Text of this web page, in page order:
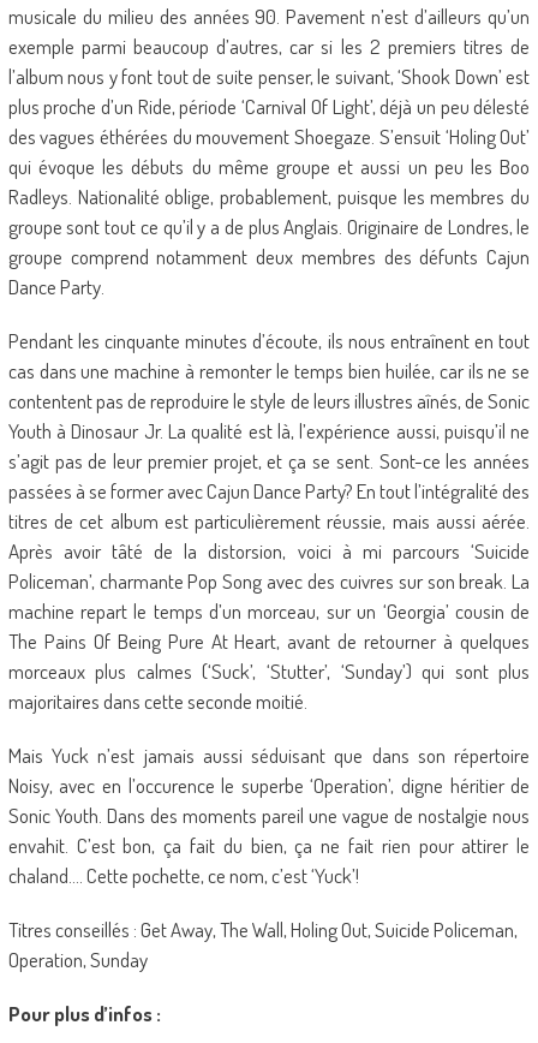
musicale du milieu des années 90. Pavement n’est d’ailleurs qu’un
exemple parmi beaucoup d’autres, car si les 2 premiers titres de
l’album nous y font tout de suite penser, le suivant, ‘Shook Down’ est
plus proche d’un Ride, période ‘Carnival Of Light’, déjà un peu délesté
des vagues éthérées du mouvement Shoegaze. S’ensuit ‘Holing Out’
qui évoque les débuts du même groupe et aussi un peu les Boo
Radleys. Nationalité oblige, probablement, puisque les membres du
groupe sont tout ce qu’il y a de plus Anglais. Originaire de Londres, le
groupe comprend notamment deux membres des défunts Cajun
Dance Party.
Pendant les cinquante minutes d’écoute, ils nous entraînent en tout
cas dans une machine à remonter le temps bien huilée, car ils ne se
contentent pas de reproduire le style de leurs illustres aînés, de Sonic
Youth à Dinosaur Jr. La qualité est là, l’expérience aussi, puisqu’il ne
s’agit pas de leur premier projet, et ça se sent. Sont-ce les années
passées à se former avec Cajun Dance Party? En tout l’intégralité des
titres de cet album est particulièrement réussie, mais aussi aérée.
Après avoir tâté de la distorsion, voici à mi parcours ‘Suicide
Policeman’, charmante Pop Song avec des cuivres sur son break. La
machine repart le temps d’un morceau, sur un ‘Georgia’ cousin de
The Pains Of Being Pure At Heart, avant de retourner à quelques
morceaux plus calmes (‘Suck’, ‘Stutter’, ‘Sunday’) qui sont plus
majoritaires dans cette seconde moitié.
Mais Yuck n’est jamais aussi séduisant que dans son répertoire
Noisy, avec en l’occurence le superbe ‘Operation’, digne héritier de
Sonic Youth. Dans des moments pareil une vague de nostalgie nous
envahit. C’est bon, ça fait du bien, ça ne fait rien pour attirer le
chaland…. Cette pochette, ce nom, c’est ‘Yuck’!
Titres conseillés : Get Away, The Wall, Holing Out, Suicide Policeman,
Operation, Sunday
Pour plus d’infos :